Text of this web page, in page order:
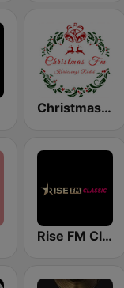
Christmas FM
Rise FM Classic